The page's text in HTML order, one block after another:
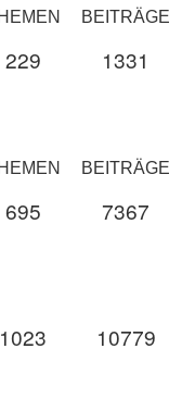
BEITRÄGE
229 1331
BEITRÄGE
695 7367
1023 10779